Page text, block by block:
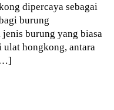
dipercaya sebagai
burung
burung yang biasa
ulat hongkong, antara